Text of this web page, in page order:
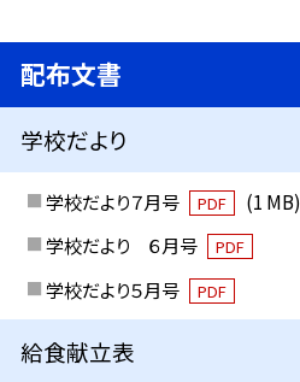
配布文書
学校だより
学校だより７月号 PDF
(1 MB)
学校だより ６月号
PDF
学校だより５月号 PDF
給食献立表